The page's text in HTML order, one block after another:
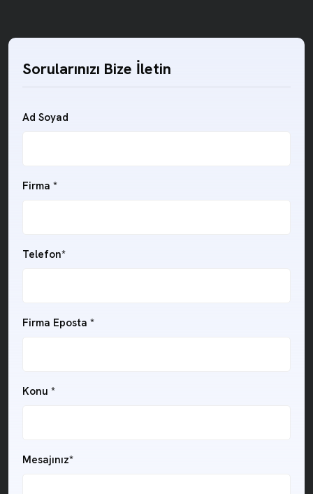
Sorularınızı Bize İletin
Ad Soyad
Firma *
Telefon*
Firma Eposta *
Konu *
Mesajınız*